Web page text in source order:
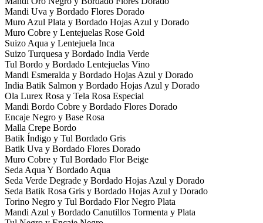
Mandi Uva y Bordado Flores Dorado
Muro Azul Plata y Bordado Hojas Azul y Dorado
Muro Cobre y Lentejuelas Rose Gold
Suizo Aqua y Lentejuela Inca
Suizo Turquesa y Bordado India Verde
Tul Bordo y Bordado Lentejuelas Vino
Mandi Esmeralda y Bordado Hojas Azul y Dorado
India Batik Salmon y Bordado Hojas Azul y Dorado
Ola Lurex Rosa y Tela Rosa Especial
Mandi Bordo Cobre y Bordado Flores Dorado
Encaje Negro y Base Rosa
Malla Crepe Bordo
Batik Índigo y Tul Bordado Gris
Batik Uva y Bordado Flores Dorado
Muro Cobre y Tul Bordado Flor Beige
Seda Aqua Y Bordado Aqua
Seda Verde Degrade y Bordado Hojas Azul y Dorado
Seda Batik Rosa Gris y Bordado Hojas Azul y Dorado
Torino Negro y Tul Bordado Flor Negro Plata
Mandi Azul y Bordado Canutillos Tormenta y Plata